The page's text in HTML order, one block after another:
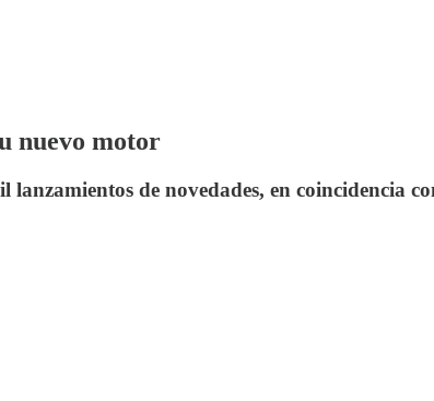
nuevo motor
de novedades, en coincidencia